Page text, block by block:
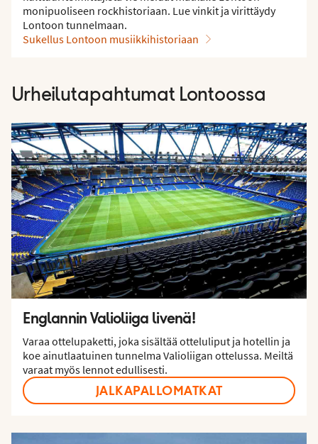
monipuoliseen rockhistoriaan. Lue vinkit ja virittäydy
Lontoon tunnelmaan.
Sukellus Lontoon musiikkihistoriaan
Urheilutapahtumat Lontoossa
Englannin Valioliiga livenä!
Varaa ottelupaketti, joka sisältää otteluliput ja hotellin ja
koe ainutlaatuinen tunnelma Valioliigan ottelussa. Meiltä
varaat myös lennot edullisesti.
JALKAPALLOMATKAT